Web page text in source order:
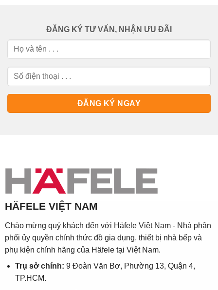
ĐĂNG KÝ TƯ VẤN, NHẬN ƯU ĐÃI
HÄFELE VIỆT NAM
Chào mừng quý khách đến với Häfele Việt Nam - Nhà phân
phối ủy quyền chính thức đồ gia dụng, thiết bị nhà bếp và
phụ kiện chính hãng của Häfele tại Việt Nam.
Trụ sở chính: 9 Đoàn Văn Bơ, Phường 13, Quận 4,
TP.HCM.